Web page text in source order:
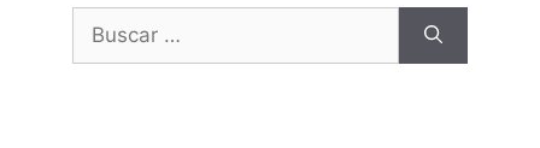
Buscar: